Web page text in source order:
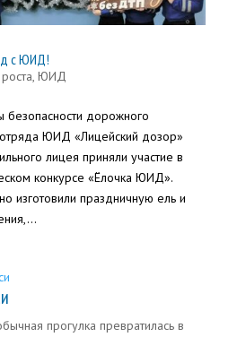
с ЮИД!
, ЮИД
безопасности дорожного
ЮИД «Лицейский дозор»
лицея приняли участие в
конкурсе «Ёлочка ЮИД».
изготовили праздничную ель и
прогулка превратилась в